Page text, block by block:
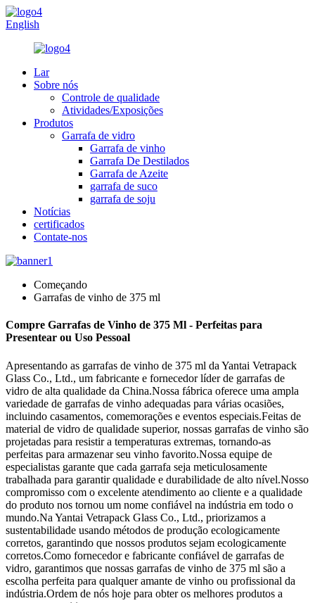
English
Lar
Sobre nós
Controle de qualidade
Atividades/Exposições
Produtos
Garrafa de vidro
Garrafa de vinho
Garrafa De Destilados
Garrafa de Azeite
garrafa de suco
garrafa de soju
Notícias
certificados
Contate-nos
Começando
Garrafas de vinho de 375 ml
Compre Garrafas de Vinho de 375 Ml - Perfeitas para
Presentear ou Uso Pessoal
Apresentando as garrafas de vinho de 375 ml da Yantai Vetrapack
Glass Co., Ltd., um fabricante e fornecedor líder de garrafas de
vidro de alta qualidade da China.Nossa fábrica oferece uma ampla
variedade de garrafas de vinho adequadas para várias ocasiões,
incluindo casamentos, comemorações e eventos especiais.Feitas de
material de vidro de qualidade superior, nossas garrafas de vinho são
projetadas para resistir a temperaturas extremas, tornando-as
perfeitas para armazenar seu vinho favorito.Nossa equipe de
especialistas garante que cada garrafa seja meticulosamente
trabalhada para garantir qualidade e durabilidade de alto nível.Nosso
compromisso com o excelente atendimento ao cliente e a qualidade
do produto nos tornou um nome confiável na indústria em todo o
mundo.Na Yantai Vetrapack Glass Co., Ltd., priorizamos a
sustentabilidade usando métodos de produção ecologicamente
corretos, garantindo que nossos produtos sejam ecologicamente
corretos.Como fornecedor e fabricante confiável de garrafas de
vidro, garantimos que nossas garrafas de vinho de 375 ml são a
escolha perfeita para qualquer amante de vinho ou profissional da
indústria.Ordem de nós hoje para obter os melhores produtos a